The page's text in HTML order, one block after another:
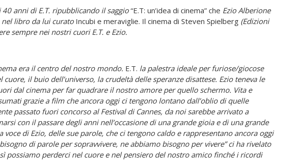
anni di E.T. ripubblicando il saggio“E.T: un’idea di cinema” che Ezio Alberione
libro da lui curato Incubi e meraviglie. Il cinema di Steven Spielberg (Edizioni
sempre nei nostri cuori E.T. e Ezio.
era il centro del nostro mondo. E.T. la palestra ideale per furiose/giocose
il buio dell’universo, la crudeltà delle speranze disattese. Ezio teneva le
dal cinema per far quadrare il nostro amore per quello schermo. Vita e
grazie a film che ancora oggi ci tengono lontano dall’oblio di quelle
passato fuori concorso al Festival di Cannes, da noi sarebbe arrivato a
con il passare degli anni nell’occasione di una grande gioia e di una grande
di Ezio, delle sue parole, che ci tengono caldo e rappresentano ancora oggi
di parole per sopravvivere, ne abbiamo bisogno per vivere” ci ha rivelato
possiamo perderci nel cuore e nel pensiero del nostro amico finché i ricordi